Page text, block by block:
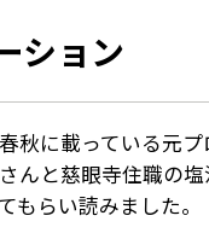
ション
秋に載っている元
んと慈眼寺住職の
もらい読みました。